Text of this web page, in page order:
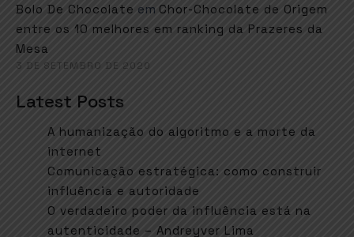
Bolo De Chocolate em Chor-Chocolate de Origem
entre os 10 melhores em ranking da Prazeres da
Mesa
3 DE SETEMBRO DE 2020
Latest Posts
A humanização do algoritmo e a morte da
internet
Comunicação estratégica: como construir
influência e autoridade
O verdadeiro poder da influência está na
autenticidade – Andreyver Lima